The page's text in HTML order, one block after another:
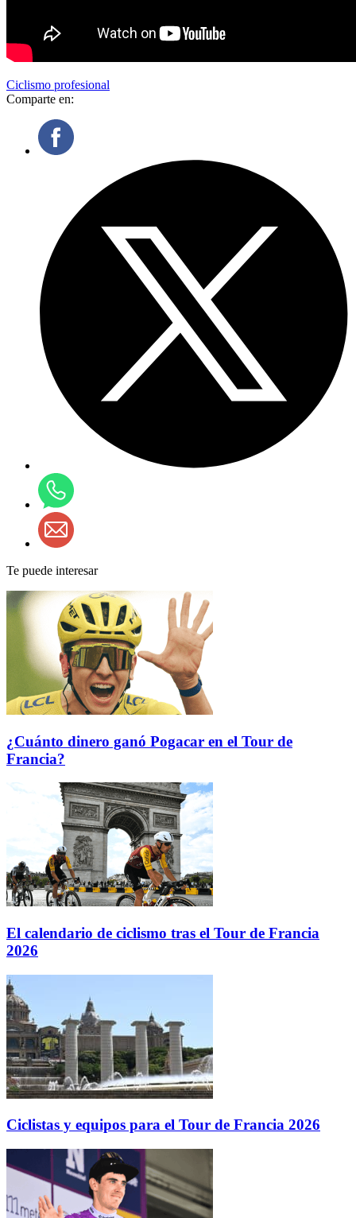
Ciclismo profesional
Comparte en:
Te puede interesar
¿Cuánto dinero ganó Pogacar en el Tour de
Francia?
El calendario de ciclismo tras el Tour de Francia
2026
Ciclistas y equipos para el Tour de Francia 2026